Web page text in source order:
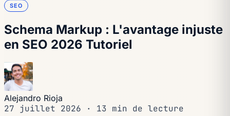
SEO
Schema Markup : L'avantage injuste
en SEO 2026 Tutoriel
Alejandro Rioja
27 juillet 2026 · 13 min de lecture